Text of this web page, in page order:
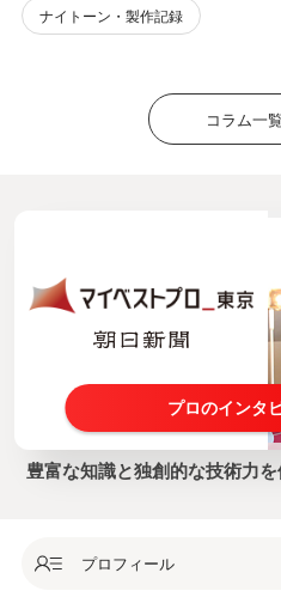
ナイトーン・製作記録
コラム一
プロのインタ
豊富な知識と独創的な技術力
プロフィール